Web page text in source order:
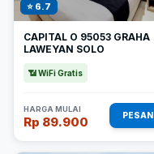
⭐ 6.7
CAPITAL O 95053 GRAHA
LAWEYAN SOLO
📶 WiFi Gratis
HARGA MULAI
Rp 89.900 PESAN